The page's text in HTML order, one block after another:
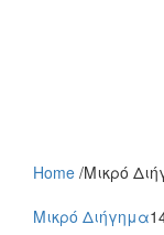
Home /Μικρό
Μικρό Διήγημα